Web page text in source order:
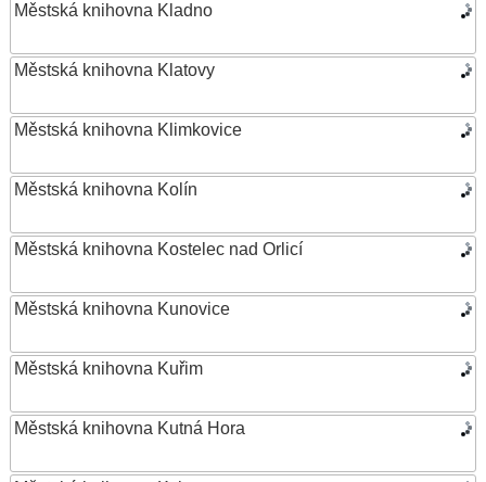
Městská knihovna Kladno
Městská knihovna Klatovy
Městská knihovna Klimkovice
Městská knihovna Kolín
Městská knihovna Kostelec nad Orlicí
Městská knihovna Kunovice
Městská knihovna Kuřim
Městská knihovna Kutná Hora